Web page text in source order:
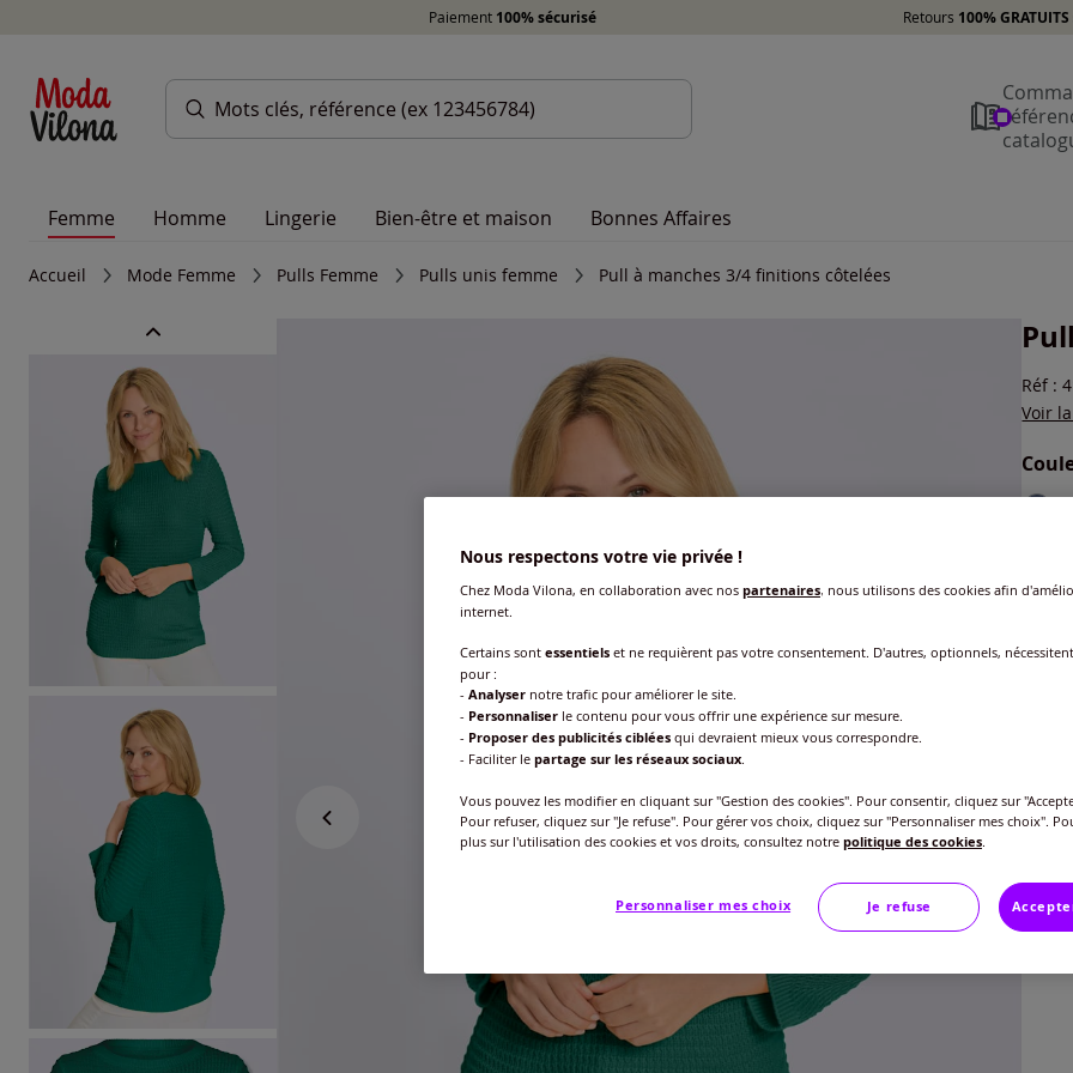
Paiement 100% sécurisé Retours 100%
Femme Homme Lingerie Bien-être et maison Bonnes Affaires
Accueil Mode Femme Pulls Femme Pulls unis femme Pull à manches 3/4 finitions côtelées
Réf :
Voir
42
44
25
Nous respectons votre vie privée !
Chez Moda Vilona, en collaboration avec nos partenaires, nous utilisons des cookies afin
internet.
Certains sont essentiels et ne requièrent pas votre consentement. D'autres, optionnels,
pour :
- Analyser notre trafic pour améliorer le site.
- Personnaliser le contenu pour vous offrir une expérience sur mesure.
- Proposer des publicités ciblées qui devraient mieux vous correspondre.
- Faciliter le partage sur les réseaux sociaux
Vous pouvez les modifier en cliquant sur "Gestion des cookies". Pour consentir, cliquez sur
Pour refuser, cliquez sur "Je refuse". Pour gérer vos choix, cliquez sur "Personnaliser mes choix".
plus sur l'utilisation des cookies et vos droits, consultez notre politique des cookies
Personnaliser mes choix Je refuse